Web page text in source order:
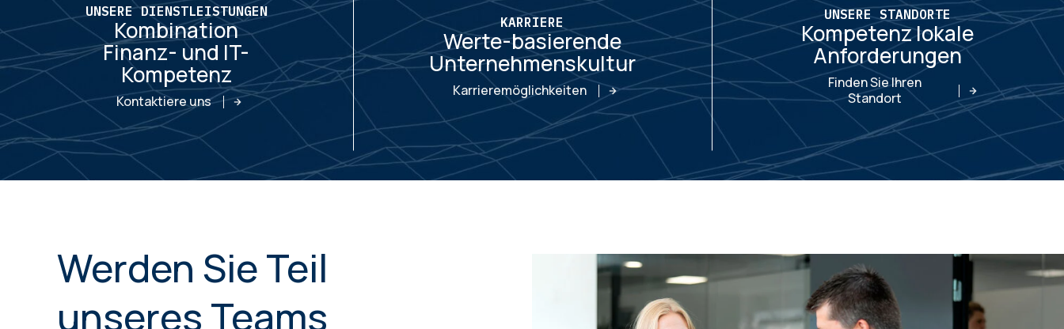
UNSERE DIENSTLEISTUNGEN
Kombination
Finanz- und IT-
Kompetenz
Kontaktiere uns
KARRIERE
Werte-basierende
Unternehmenskultur
Karrieremöglichkeiten
UNSERE STANDORTE
Kompetenz lokale
Anforderungen
Finden Sie Ihren
Standort
Werden Sie Teil
unseres Teams